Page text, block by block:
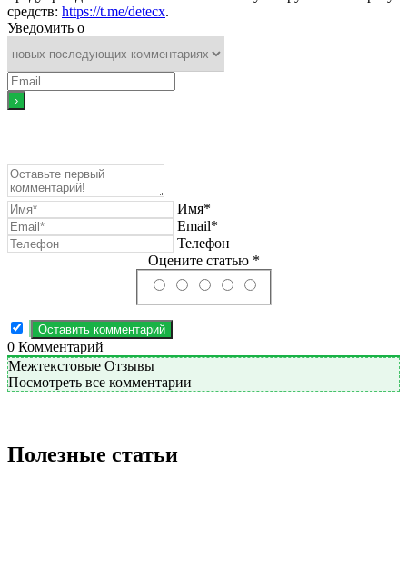
средств: https://t.me/detecx.
Уведомить о
Имя*
Email*
Телефон
Оцените статью *
0 Комментарий
Межтекстовые Отзывы
Посмотреть все комментарии
Полезные статьи